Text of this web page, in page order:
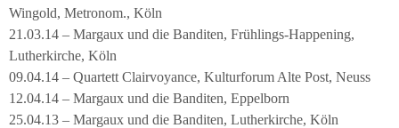
Wingold, Metronom., Köln
21.03.14 – Margaux und die Banditen, Frühlings-Happening,
Lutherkirche, Köln
09.04.14 – Quartett Clairvoyance, Kulturforum Alte Post, Neuss
12.04.14 – Margaux und die Banditen, Eppelborn
25.04.13 – Margaux und die Banditen, Lutherkirche, Köln